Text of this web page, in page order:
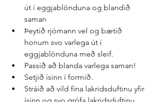
út í eggjablönduna og blandið
saman
Þeytið rjómann vel og bætið
honum svo varlega út í
eggjablönduna með sleif.
Passið að blanda varlega saman!
Setjið ísinn í formið.
Stráið að vild fína lakridsduftinu yfir